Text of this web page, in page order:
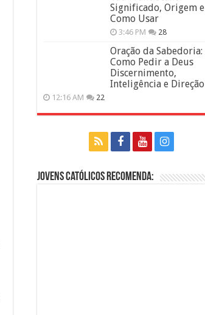
Significado, Origem e
Como Usar
3:46 PM 28
Oração da Sabedoria:
Como Pedir a Deus
Discernimento,
Inteligência e Direção
12:16 AM 22
Jovens Católicos Recomenda: